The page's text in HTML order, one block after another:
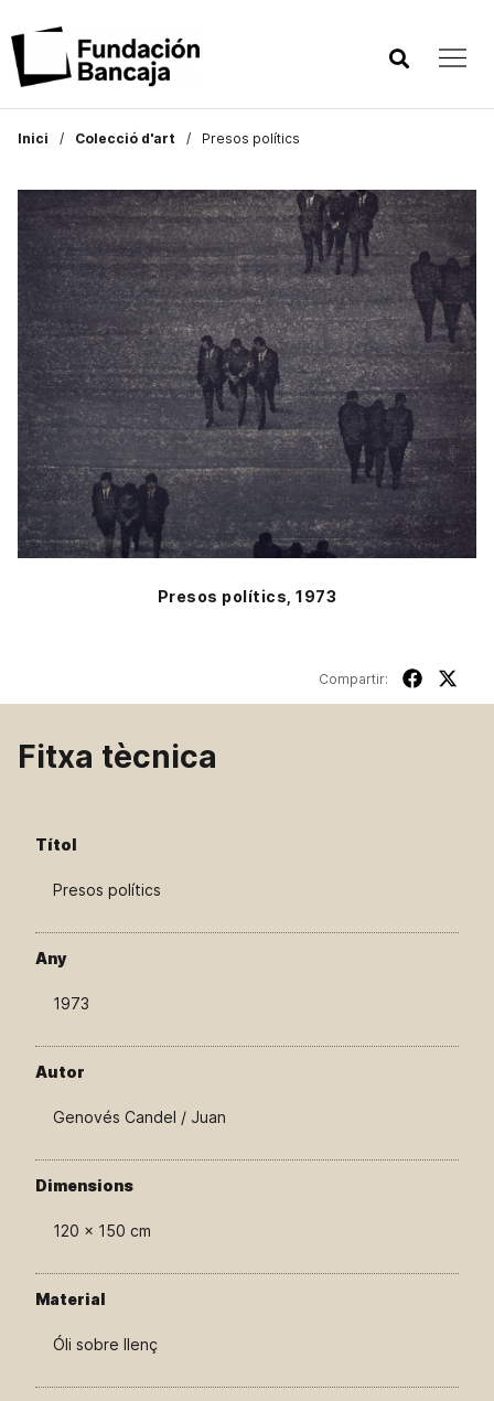
Inici Colecció d'art Presos polítics
Presos polítics, 1973
Compartir:
Fitxa tècnica
Títol
Presos polítics
Any
1973
Autor
Genovés Candel / Juan
Dimensions
120 × 150 cm
Material
Óli sobre llenç